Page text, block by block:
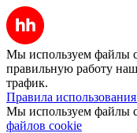
Мы используем файлы
правильную работу
трафик.
Правила
Мы используем файлы
файлов cookie